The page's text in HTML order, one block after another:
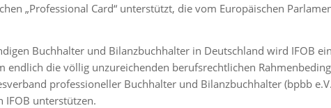
„Professional Card“ unterstützt, die vom Europäischen
Buchhalter und Bilanzbuchhalter in Deutschland wird IFOB
endlich die völlig unzureichenden berufsrechtlichen
professioneller Buchhalter und Bilanzbuchhalter (bpbb
IFOB unterstützen.